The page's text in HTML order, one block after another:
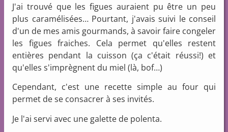
J'ai trouvé que les figues auraient pu être un peu
plus caramélisées… Pourtant, j'avais suivi le conseil
d'un de mes amis gourmands, à savoir faire congeler
les figues fraiches. Cela permet qu'elles restent
entières pendant la cuisson (ça c'était réussi!) et
qu'elles s'imprègnent du miel (là, bof…)
Cependant, c'est une recette simple au four qui
permet de se consacrer à ses invités.
Je l'ai servi avec une galette de polenta.